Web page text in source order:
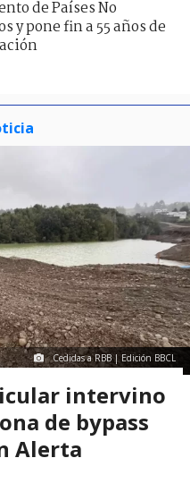
de Países No
y pone fin a 55 años de
Cedidas a RBB | Edición BBCL
intervino
de bypass
Alerta